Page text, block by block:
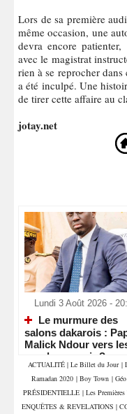
Lors de sa première
même occasion, une
devra encore
avec le magistrat
rien à se reprocher
a été inculpé. Une
de tirer cette affaire au
jotay.net
Lundi 3 Août 2026 -
Le murmure des
salons dakarois :
Malick Ndour vers
ors du pouvoir ?
ACTUALITÉ | Le Billet du Jour |
Ramadan 2020 | Boy Town |
PRÉSIDENTIELLE | Les Premières
ENQUÊTES & REVELATIONS |